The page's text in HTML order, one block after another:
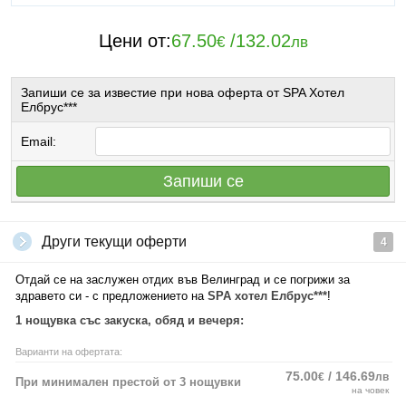
Цени от:67.50€/132.02лв
Запиши се за известие при нова оферта от SPA Хотел
Елбрус***
Email:
Запиши се
Други текущи оферти 4
Отдай се на заслужен отдих във Велинград и се погрижи за
здравето си - с предложението на SPA хотел Елбрус***!
1 нощувка със закуска, обяд и вечеря:
Варианти на офертата:
При минимален престой от 3 нощувки 75.00€ / 146.69лв
на човек